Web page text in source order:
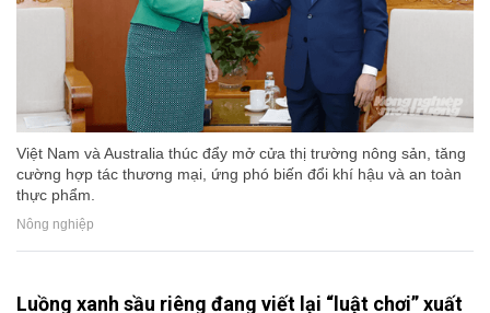
Việt Nam và Australia thúc đẩy mở cửa thị trường nông sản, tăng
cường hợp tác thương mại, ứng phó biến đổi khí hậu và an toàn
thực phẩm.
Nông nghiệp
Luồng xanh sầu riêng đang viết lại “luật chơi” xuất